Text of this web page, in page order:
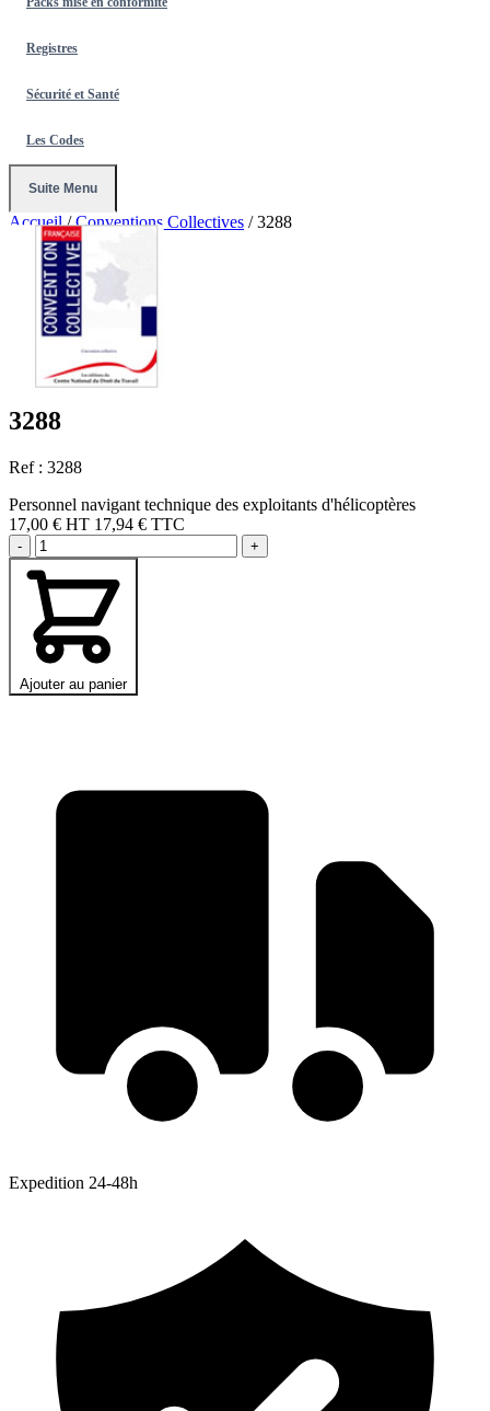
Registres
Sécurité et Santé
Les Codes
Suite Menu
Accueil / Conventions Collectives / 3288
3288
Ref : 3288
Personnel navigant technique des exploitants d'hélicoptères
17,00 € HT 17,94 € TTC
- +
Ajouter au panier
Expedition 24-48h